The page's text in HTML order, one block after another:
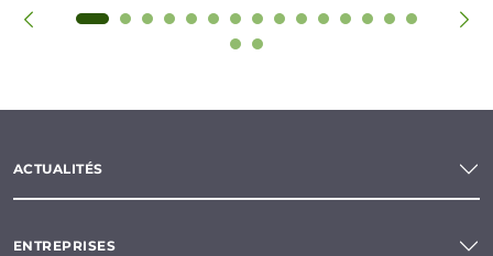
ACTUALITÉS
ENTREPRISES